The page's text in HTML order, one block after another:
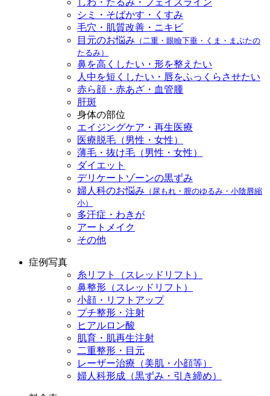
しわ・たるみ・フェイスライン
シミ・そばかす・くすみ
毛穴・肌質改善・ニキビ
目元のお悩み （二重・眼瞼下垂・くま・まぶたの
たるみ）
鼻を高くしたい・形を整えたい
人中を短くしたい・唇をふっくらさせたい
赤ら顔・赤あざ・血管腫
肝斑
身体の部位
エイジングケア・再生医療
医療脱毛（男性・女性）
薄毛・抜け毛（男性・女性）
ダイエット
デリケートゾーンの黒ずみ
婦人科のお悩み （尿もれ・膣のゆるみ・小陰唇縮
小）
多汗症・わきが
アートメイク
その他
症例写真
糸リフト（スレッドリフト）
鼻整形（スレッドリフト）
小顔・リフトアップ
プチ整形・注射
ヒアルロン酸
肌育・肌再生注射
二重整形・目元
レーザー治療（美肌・小顔等）
婦人科形成（黒ずみ・引き締め）